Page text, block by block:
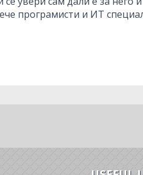
програмисти и ИТ